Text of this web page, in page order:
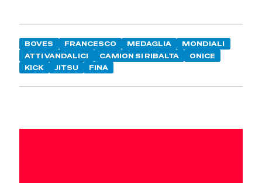
BOVES FRANCESCO MEDAGLIA
MONDIALI
ATTI VANDALICI
CAMION SI RIBALTA
ONICE
KICK
JITSU FINA